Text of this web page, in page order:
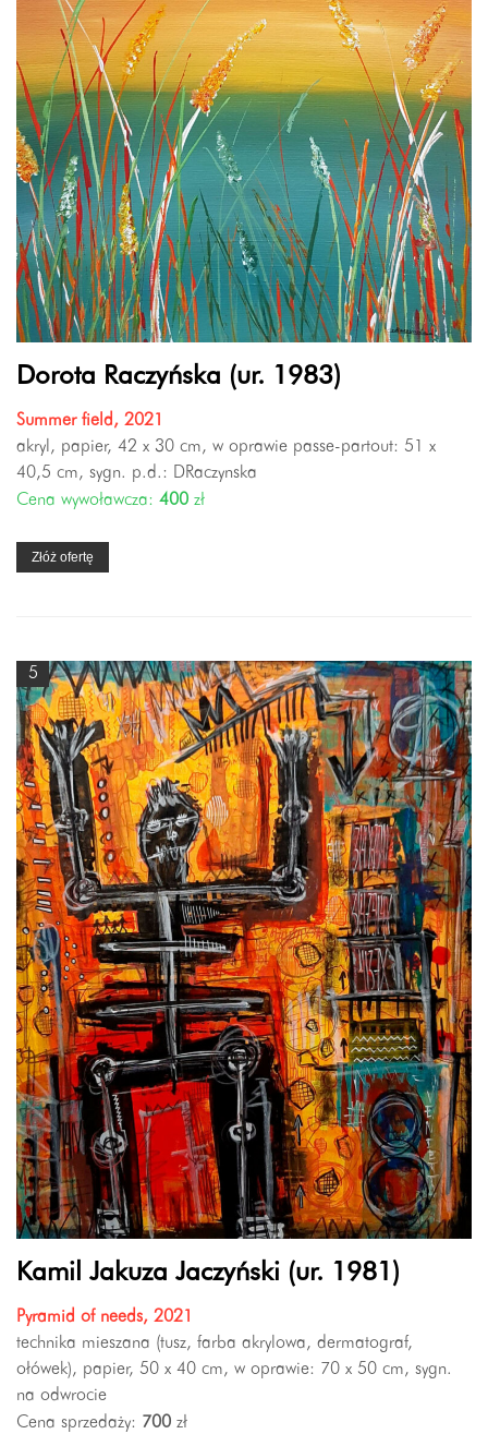
Dorota Raczyńska (ur. 1983)
Summer field, 2021
akryl, papier, 42 x 30 cm, w oprawie passe-partout: 51 x
40,5 cm, sygn. p.d.: DRaczynska
Cena wywoławcza: 400 zł
Złóż ofertę
5
Kamil Jakuza Jaczyński (ur. 1981)
Pyramid of needs, 2021
technika mieszana (tusz, farba akrylowa, dermatograf,
ołówek), papier, 50 x 40 cm, w oprawie: 70 x 50 cm, sygn.
na odwrocie
Cena sprzedaży: 700 zł